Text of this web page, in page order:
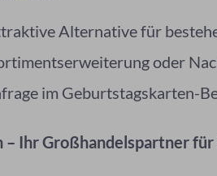
Alternative für
oder
im Geburtstagskarten-
– Ihr Großhandelspartner